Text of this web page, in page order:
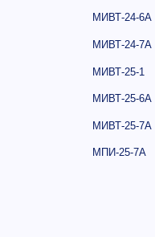
МИВТ-24-6А
МИВТ-24-7А
МИВТ-25-1
МИВТ-25-6А
МИВТ-25-7А
МПИ-25-7А